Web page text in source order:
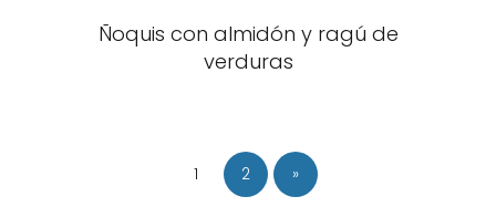
Ñoquis con almidón y ragú de
verduras
1 2 »